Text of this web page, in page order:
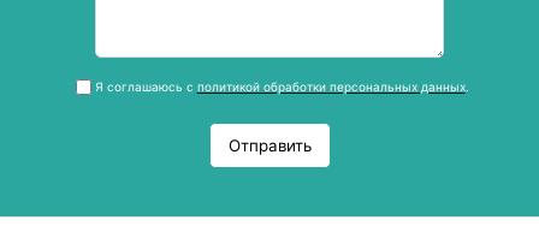
Я соглашаюсь с политикой обработки персональных данных.
Отправить